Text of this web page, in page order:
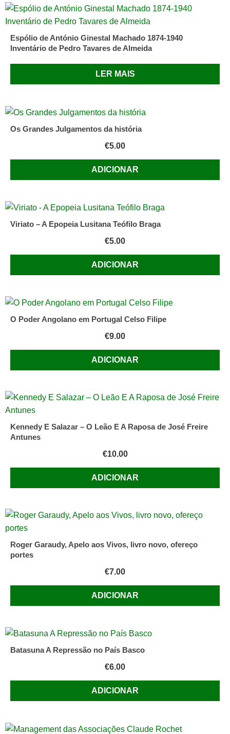
Manuel
Jacinto
Espólio de António Ginestal Machado 1874-1940
Inventário de Pedro Tavares de Almeida
LER MAIS
Os Grandes Julgamentos da história
€5.00
ADICIONAR
Viriato – A Epopeia Lusitana Teófilo Braga
€5.00
ADICIONAR
O Poder Angolano em Portugal Celso Filipe
€9.00
ADICIONAR
Kennedy E Salazar – O Leão E A Raposa de José Freire
Antunes
€10.00
ADICIONAR
Roger Garaudy, Apelo aos Vivos, livro novo, ofereço
portes
€7.00
ADICIONAR
Batasuna A Repressão no País Basco
€6.00
ADICIONAR